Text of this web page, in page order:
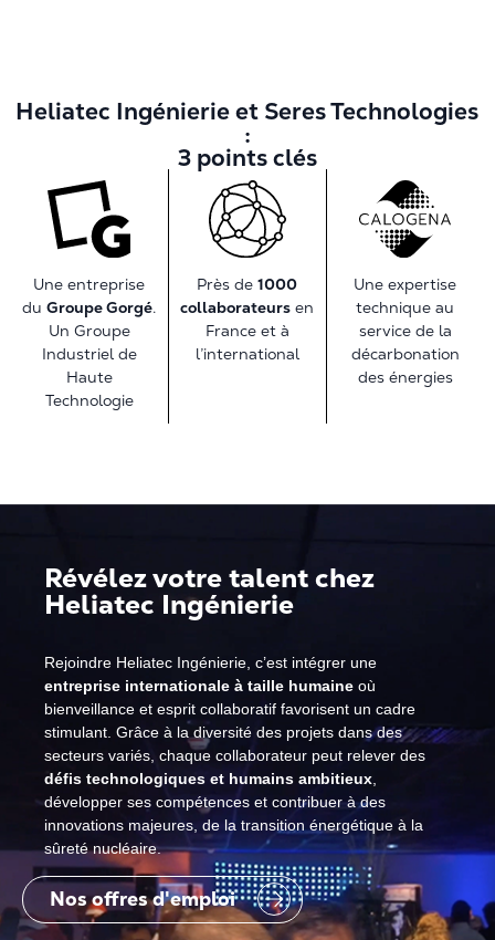
Heliatec Ingénierie et Seres Technologies
:
3 points clés
Une entreprise
duGroupe Gorgé.
Un Groupe
Industriel de
Haute
Technologie
Près de1000
collaborateurs en
France et à
l’international
Une expertise
technique au
service de la
décarbonation
des énergies
Révélez votre talent chez
Heliatec Ingénierie
Rejoindre Heliatec Ingénierie, c’est intégrer une
entreprise internationale à taille humaine où
bienveillance et esprit collaboratif favorisent un cadre
stimulant. Grâce à la diversité des projets dans des
secteurs variés, chaque collaborateur peut relever des
défis technologiques et humains ambitieux
développer ses compétences et contribuer à des
innovations majeures, de la transition énergétique à la
sûreté nucléaire.
Nos offres d'emploi